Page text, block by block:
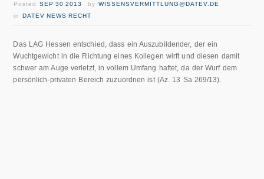
PostedSEP 30 2013 byWISSENSVERMITTLUNG@DATEV.DE
inDATEV NEWS RECHT
Das LAG Hessen entschied, dass ein Auszubildender, der ein
Wuchtgewicht in die Richtung eines Kollegen wirft und diesen damit
schwer am Auge verletzt, in vollem Umfang haftet, da der Wurf dem
persönlich-privaten Bereich zuzuordnen ist (Az. 13 Sa 269/13).